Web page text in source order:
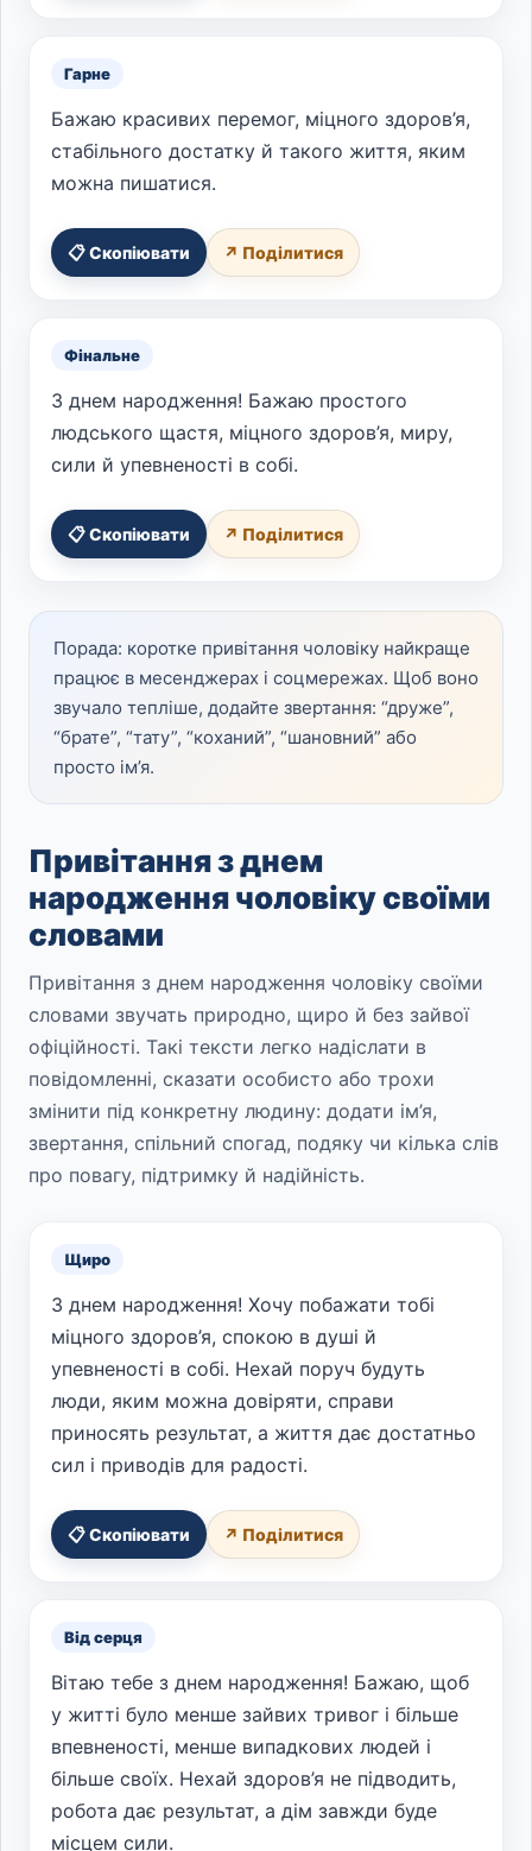
Гарне
Бажаю красивих перемог, міцного здоров’я,
стабільного достатку й такого життя, яким
можна пишатися.
📋 Скопіювати ↗ Поділитися
Фінальне
З днем народження! Бажаю простого
людського щастя, міцного здоров’я, миру,
сили й упевненості в собі.
📋 Скопіювати ↗ Поділитися
Порада: коротке привітання чоловіку найкраще
працює в месенджерах і соцмережах. Щоб воно
звучало тепліше, додайте звертання: “друже”,
“брате”, “тату”, “коханий”, “шановний” або
просто ім’я.
Привітання з днем
народження чоловіку своїми
словами
Привітання з днем народження чоловіку своїми
словами звучать природно, щиро й без зайвої
офіційності. Такі тексти легко надіслати в
повідомленні, сказати особисто або трохи
змінити під конкретну людину: додати ім’я,
звертання, спільний спогад, подяку чи кілька слів
про повагу, підтримку й надійність.
Щиро
З днем народження! Хочу побажати тобі
міцного здоров’я, спокою в душі й
упевненості в собі. Нехай поруч будуть
люди, яким можна довіряти, справи
приносять результат, а життя дає достатньо
сил і приводів для радості.
📋 Скопіювати ↗ Поділитися
Від серця
Вітаю тебе з днем народження! Бажаю, щоб
у житті було менше зайвих тривог і більше
впевненості, менше випадкових людей і
більше своїх. Нехай здоров’я не підводить,
робота дає результат, а дім завжди буде
місцем сили.